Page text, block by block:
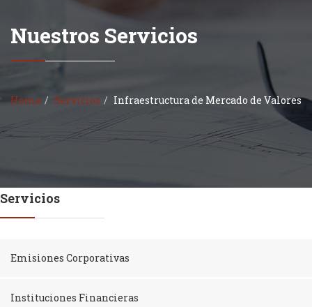
Nuestros Servicios
Home Servicios Infraestructura de Mercado de Valores
Servicios
Emisiones Corporativas
Instituciones Financieras